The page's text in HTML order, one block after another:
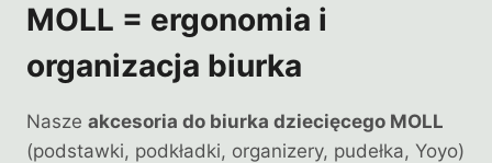
MOLL = ergonomia i
organizacja biurka
Nasze akcesoria do biurka dziecięcego MOLL
(podstawki, podkładki, organizery, pudełka, Yoyo)